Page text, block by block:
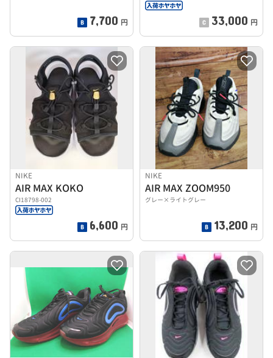
7,700 円 33,000 円
NIKE
AIR MAX KOKO
CI18798-002
6,600 円
NIKE
AIR MAX ZOOM950
グレー×ライトグレー
13,200 円